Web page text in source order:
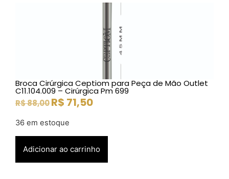
Broca Cirúrgica Ceptiom para Peça de Mão Outlet
C11.104.009 – Cirúrgica Pm 699
R$88,00R$ 71,50
36 em estoque
Adicionar ao carrinho